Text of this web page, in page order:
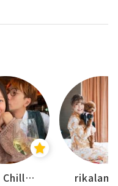
思思賢 ChillMyBabe